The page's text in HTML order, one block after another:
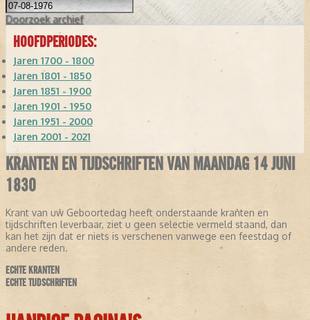
Doorzoek archief
HOOFDPERIODES:
Jaren 1700 - 1800
Jaren 1801 - 1850
Jaren 1851 - 1900
Jaren 1901 - 1950
Jaren 1951 - 2000
Jaren 2001 - 2021
KRANTEN EN TIJDSCHRIFTEN VAN MAANDAG 14 JUNI
1830
Krant van uw Geboortedag heeft onderstaande kranten en
tijdschriften leverbaar, ziet u geen selectie vermeld staand, dan
kan het zijn dat er niets is verschenen vanwege een feestdag of
andere reden.
ECHTE KRANTEN
ECHTE TIJDSCHRIFTEN